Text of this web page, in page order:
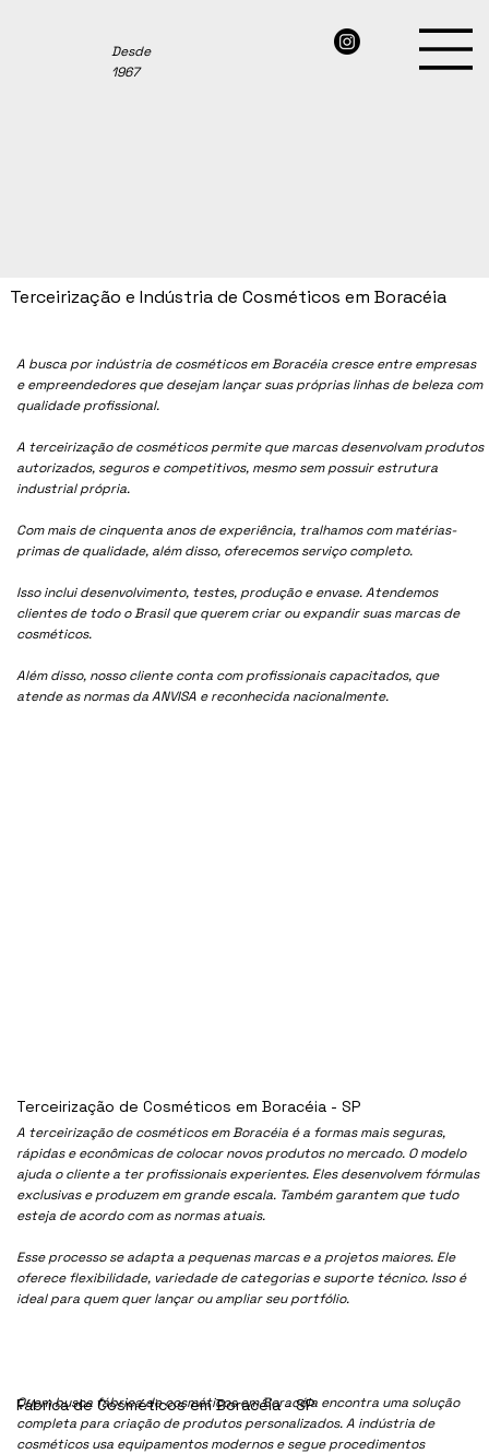
Desde
1967
A busca por indústria de cosméticos em Boracéia cresce entre empresas
e empreendedores que desejam lançar suas próprias linhas de beleza com
qualidade profissional.
A terceirização de cosméticos permite que marcas desenvolvam produtos
autorizados, seguros e competitivos, mesmo sem possuir estrutura
industrial própria.
Com mais de cinquenta anos de experiência, tralhamos com matérias-
primas de qualidade, além disso, oferecemos serviço completo.
Isso inclui desenvolvimento, testes, produção e envase. Atendemos
clientes de todo o Brasil que querem criar ou expandir suas marcas de
cosméticos.
Além disso, nosso cliente conta com profissionais capacitados, que
atende as normas da ANVISA e reconhecida nacionalmente.
A terceirização de cosméticos em Boracéia é a formas mais seguras,
rápidas e econômicas de colocar novos produtos no mercado. O modelo
ajuda o cliente a ter profissionais experientes. Eles desenvolvem fórmulas
exclusivas e produzem em grande escala. Também garantem que tudo
esteja de acordo com as normas atuais.
Esse processo se adapta a pequenas marcas e a projetos maiores. Ele
oferece flexibilidade, variedade de categorias e suporte técnico. Isso é
ideal para quem quer lançar ou ampliar seu portfólio.
Quem busca fábrica de cosméticos em Boracéia encontra uma solução
completa para criação de produtos personalizados. A indústria de
cosméticos usa equipamentos modernos e segue procedimentos
Terceirização e Indústria de Cosméticos em Boracéia
Fábrica de Cosméticos em Boracéia - SP
Terceirização de Cosméticos em Boracéia - SP